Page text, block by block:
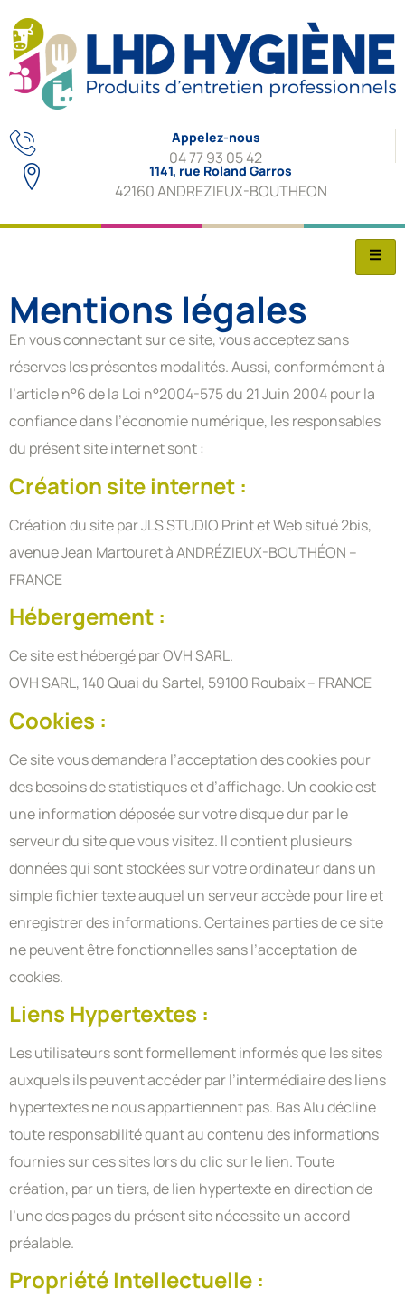
Appelez-nous
04 77 93 05 42
1141, rue Roland Garros
42160 ANDREZIEUX-BOUTHEON
Mentions légales
En vous connectant sur ce site, vous acceptez sans
réserves les présentes modalités. Aussi, conformément à
l’article n°6 de la Loi n°2004-575 du 21 Juin 2004 pour la
confiance dans l’économie numérique, les responsables
du présent site internet sont :
Création site internet :
Création du site par JLS STUDIO Print et Web situé 2bis,
avenue Jean Martouret à ANDRÉZIEUX-BOUTHÉON –
FRANCE
Hébergement :
Ce site est hébergé par OVH SARL.
OVH SARL, 140 Quai du Sartel, 59100 Roubaix – FRANCE
Cookies :
Ce site vous demandera l’acceptation des cookies pour
des besoins de statistiques et d’affichage. Un cookie est
une information déposée sur votre disque dur par le
serveur du site que vous visitez. Il contient plusieurs
données qui sont stockées sur votre ordinateur dans un
simple fichier texte auquel un serveur accède pour lire et
enregistrer des informations. Certaines parties de ce site
ne peuvent être fonctionnelles sans l’acceptation de
cookies.
Liens Hypertextes :
Les utilisateurs sont formellement informés que les sites
auxquels ils peuvent accéder par l’intermédiaire des liens
hypertextes ne nous appartiennent pas. Bas Alu décline
toute responsabilité quant au contenu des informations
fournies sur ces sites lors du clic sur le lien. Toute
création, par un tiers, de lien hypertexte en direction de
l’une des pages du présent site nécessite un accord
préalable.
Propriété Intellectuelle :